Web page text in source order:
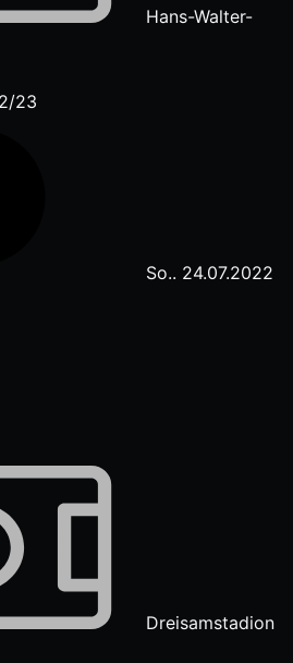
Hans-Walter-
So.. 24.07.2022
Dreisamstadion